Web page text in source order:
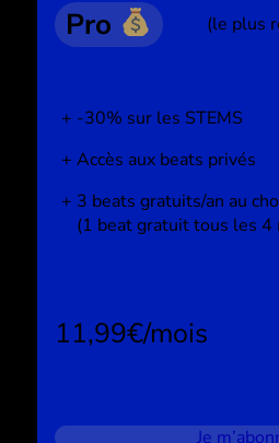
Pro (le plus
-30% sur les STEMS
Accès aux beats privés
3 beats gratuits/an au
(1 beat gratuit tous les 4
11,99€/mois
Je